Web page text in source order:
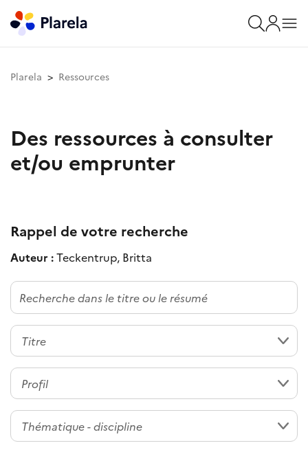
Plarela Ressources
Des ressources à consulter
et/ou emprunter
Rappel de votre recherche
Auteur :Teckentrup, Britta